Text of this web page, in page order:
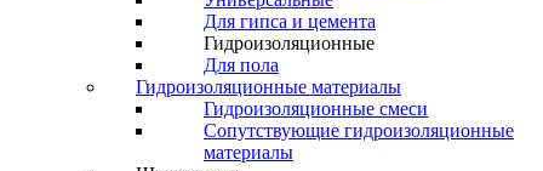
Для гипса и цемента
Гидроизоляционные
Для пола
Гидроизоляционные материалы
Гидроизоляционные смеси
Сопутствующие гидроизоляционные
материалы